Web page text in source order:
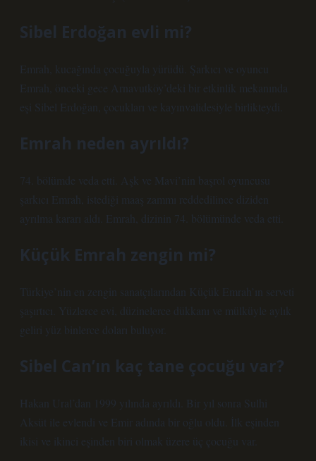
Sibel Erdoğan evli mi?
Emrah, kucağında çocuğuyla yürüdü. Şarkıcı ve oyuncu
Emrah, önceki gece Arnavutköy’deki bir etkinlik mekanında
eşi Sibel Erdoğan, çocukları ve kayınvalidesiyle birlikteydi.
Emrah neden ayrıldı?
74. bölümde veda etti. Aşk ve Mavi’nin başrol oyuncusu
şarkıcı Emrah, istediği maaş zammı reddedilince diziden
ayrılma kararı aldı. Emrah, dizinin 74. bölümünde veda etti.
Küçük Emrah zengin mi?
Türkiye’nin en zengin sanatçılarından Küçük Emrah’ın serveti
şaşırtıcı. Yüzlerce evi, düzinelerce dükkanı ve mülküyle aylık
geliri yüz binlerce doları buluyor.
Sibel Can’ın kaç tane çocuğu var?
Hakan Ural’dan 1999 yılında ayrıldı. Bir yıl sonra Sulhi
Aksüt ile evlendi ve Emir adında bir oğlu oldu. İlk eşinden
ikisi ve ikinci eşinden biri olmak üzere üç çocuğu var.